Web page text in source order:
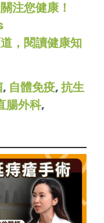
注您健康！
，閱讀健康知
, 自體免疫, 抗生
腸外科,